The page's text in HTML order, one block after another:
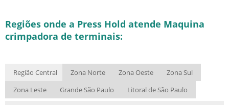
Regiões onde a Press Hold atende Maquina
crimpadora de terminais:
Região Central Zona Norte Zona Oeste
Zona Sul
Zona Leste
Grande São Paulo Litoral de São Paulo